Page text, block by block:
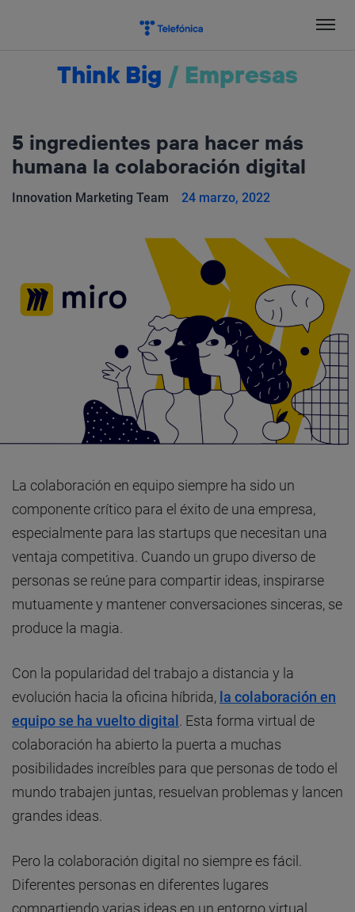
Think Big / Empresas
5 ingredientes para hacer más
humana la colaboración digital
Innovation Marketing Team 24 marzo, 2022
La colaboración en equipo siempre ha sido un
componente crítico para el éxito de una empresa,
especialmente para las startups que necesitan una
ventaja competitiva. Cuando un grupo diverso de
personas se reúne para compartir ideas, inspirarse
mutuamente y mantener conversaciones sinceras, se
produce la magia.
Con la popularidad del trabajo a distancia y la
evolución hacia la oficina híbrida, la colaboración en
equipo se ha vuelto digital . Esta forma virtual de
colaboración ha abierto la puerta a muchas
posibilidades increíbles para que personas de todo el
mundo trabajen juntas, resuelvan problemas y lancen
grandes ideas.
Pero la colaboración digital no siempre es fácil.
Diferentes personas en diferentes lugares
compartiendo varias ideas en un entorno virtual